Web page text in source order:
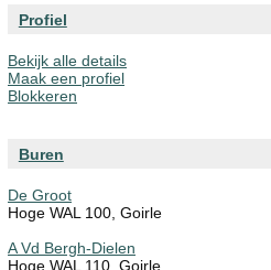
Profiel
Bekijk alle details
Maak een profiel
Blokkeren
Buren
De Groot
Hoge WAL 100, Goirle
A Vd Bergh-Dielen
Hoge WAL 110, Goirle